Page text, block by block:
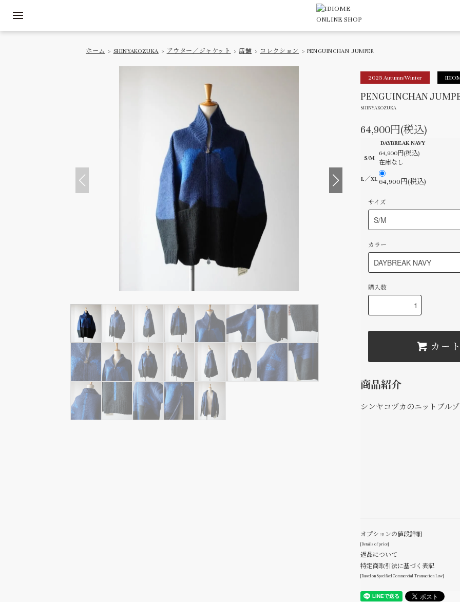
ホーム > SHINYAKOZUKA > アウター／ジャケット > 店舗 > コレクション > PENGUINCHAN JUMPER
2025 Autumn/Winter
PENGUINCHAN
SHINYAKOZUKA
64,900円(税込)
DAYBREAK NAVY
S/M
64,900円(税込)
在庫なし
L／XL 64,900円(税込)
サイズ
カラー
購入数
カー
商品紹介
シンヤコヅカのニットブル
オプションの値段詳細
[Details of price]
返品について
特定商取引法に基づく表記
[Based on Specified Commercial Transaction Law]